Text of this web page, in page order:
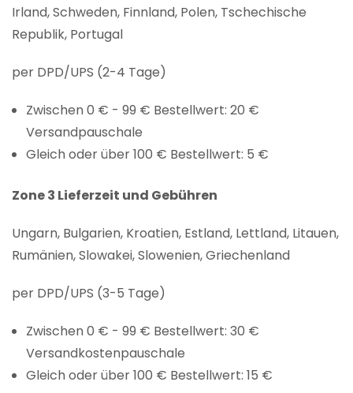
Irland, Schweden, Finnland, Polen, Tschechische
Republik, Portugal
per DPD/UPS (2-4 Tage)
Zwischen 0 € - 99 € Bestellwert: 20 €
Versandpauschale
Gleich oder über 100 € Bestellwert: 5 €
Zone 3 Lieferzeit und Gebühren
Ungarn, Bulgarien, Kroatien, Estland, Lettland, Litauen,
Rumänien, Slowakei, Slowenien, Griechenland
per DPD/UPS (3-5 Tage)
Zwischen 0 € - 99 € Bestellwert: 30 €
Versandkostenpauschale
Gleich oder über 100 € Bestellwert: 15 €